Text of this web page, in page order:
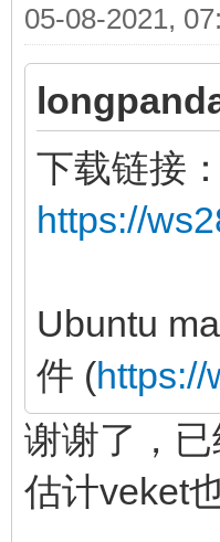
05-08-2021,
下载链接
https://
Ubuntu
件 (https://
谢谢了，已
估计veket